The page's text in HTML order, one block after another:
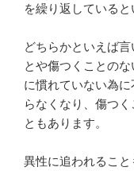
を繰り返していると
どちらかといえば
とや傷つくことの
に慣れていない為
らなくなり、傷つ
ともあります。
異性に追われるこ